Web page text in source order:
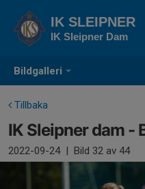
Bildgalleri
IK SLEIPNER
IK Sleipner Dam
Tillbaka
IK Sleipner dam -
2022-09-24 | Bild 32 av 44